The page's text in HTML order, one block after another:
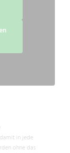
in jede
ohne das